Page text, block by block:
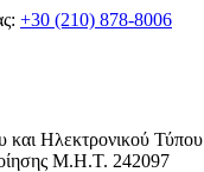
+30 (210) 878-8006
Ηλεκτρονικού Τύπου
Μ.Η.Τ. 242097